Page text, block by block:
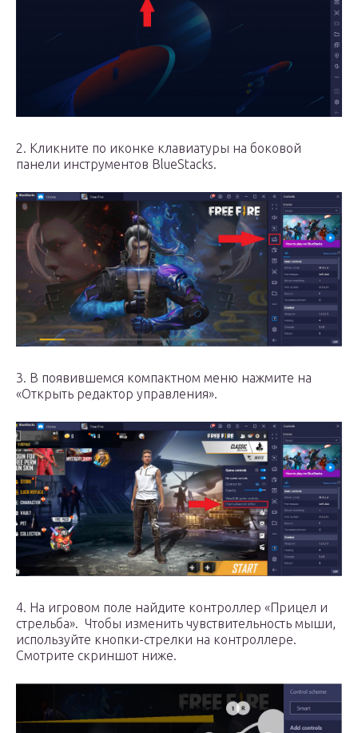
2. Кликните по иконке клавиатуры на боковой
панели инструментов BlueStacks.
3. В появившемся компактном меню нажмите на
«Открыть редактор управления».
4. На игровом поле найдите контроллер «Прицел и
стрельба». Чтобы изменить чувствительность мыши,
используйте кнопки-стрелки на контроллере.
Смотрите скриншот ниже.